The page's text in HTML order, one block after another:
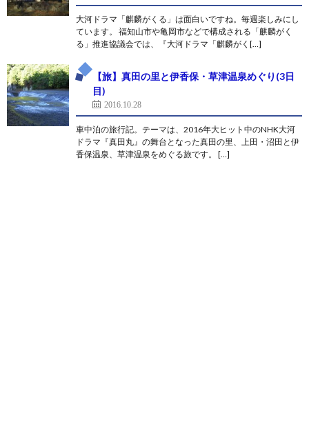
大河ドラマ「麒麟がくる」は面白いですね。毎週楽しみにし
ています。 福知山市や亀岡市などで構成される「麒麟がく
る」推進協議会では、『大河ドラマ「麒麟がく[…]
【旅】真田の里と伊香保・草津温泉めぐり(3日
目)
2016.10.28
車中泊の旅行記。テーマは、2016年大ヒット中のNHK大河
ドラマ『真田丸』の舞台となった真田の里、上田・沼田と伊
香保温泉、草津温泉をめぐる旅です。 […]